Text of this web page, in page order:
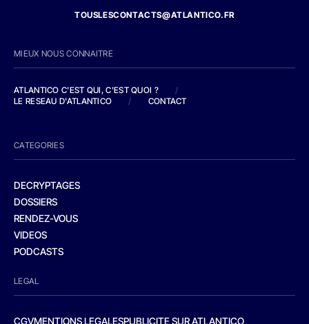
TOUSLESCONTACTS@ATLANTICO.FR
MIEUX NOUS CONNAITRE
ATLANTICO C'EST QUI, C'EST QUOI ?
/
LE RESEAU D'ATLANTICO
/ CONTACT
CATEGORIES
DECRYPTAGES
DOSSIERS
RENDEZ-VOUS
VIDEOS
PODCASTS
LEGAL
CGVMENTIONS LEGALESPUBLICITE SUR ATLANTICO